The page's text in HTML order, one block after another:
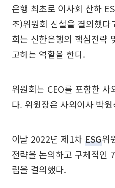
은행 최초로 이사회 산하
조)위원회 신설을 결의했다
회는 신한은행의 핵심전략
고하는 역할을 한다.
위원회는 CEO를 포함한 사
다. 위원장은 사외이사 박
이날 2022년 제1차ESG위
전략을 논의하고 구체적인
립을 결의했다.